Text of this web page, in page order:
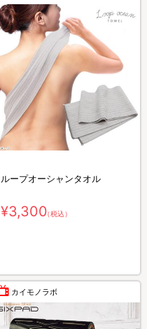
ループオーシャンタオル
¥3,300（税込）
カイモノラボ